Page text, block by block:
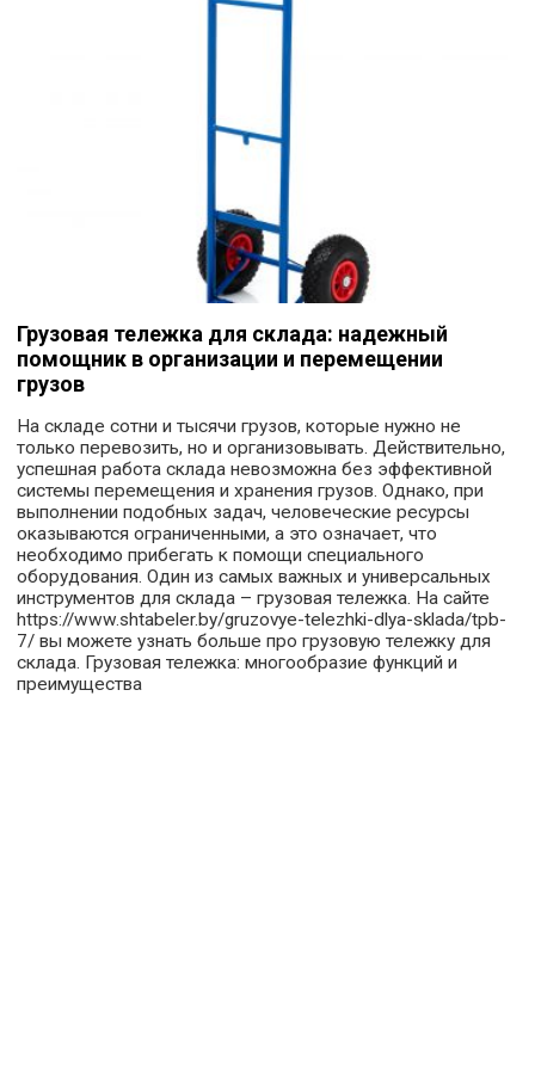
Грузовая тележка для склада: надежный
помощник в организации и перемещении
грузов
На складе сотни и тысячи грузов, которые нужно не
только перевозить, но и организовывать. Действительно,
успешная работа склада невозможна без эффективной
системы перемещения и хранения грузов. Однако, при
выполнении подобных задач, человеческие ресурсы
оказываются ограниченными, а это означает, что
необходимо прибегать к помощи специального
оборудования. Один из самых важных и универсальных
инструментов для склада – грузовая тележка. На сайте
https://www.shtabeler.by/gruzovye-telezhki-dlya-sklada/tpb-
7/ вы можете узнать больше про грузовую тележку для
склада. Грузовая тележка: многообразие функций и
преимущества